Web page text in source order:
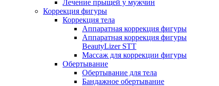
Лечение прыщей у мужчин
Коррекция фигуры
Коррекция тела
Аппаратная коррекция фигуры
Аппаратная коррекция фигуры
BeautyLizer STT
Массаж для коррекции фигуры
Обертывание
Обертывание для тела
Бандажное обертывание